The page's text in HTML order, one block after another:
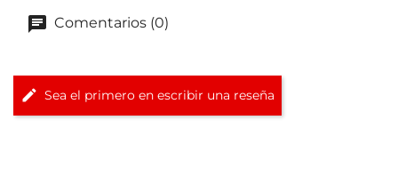
Comentarios (0)
Sea el primero en escribir una reseña